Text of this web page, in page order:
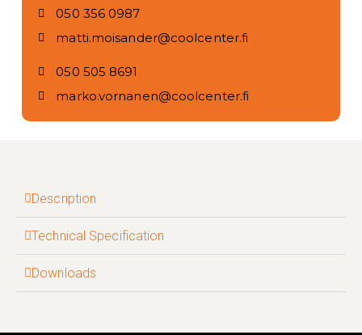
050 356 0987
matti.moisander@coolcenter.fi
050 505 8691
marko.vornanen@coolcenter.fi
Description
Technical Specification
Downloads